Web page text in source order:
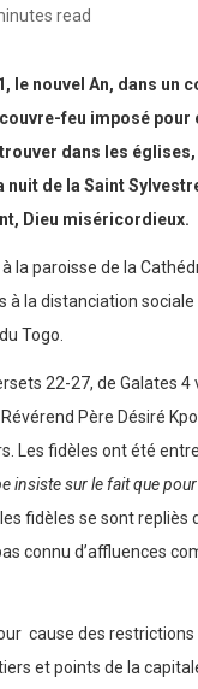
read
le nouvel An, dans un
feu imposé
dans les
nuit de la Saint
Dieu miséricordieux.
la paroisse de la
à la distanciation
Togo.
22-27, de Galates
Père Désiré
Les fidèles ont été
insiste sur le fait que
fidèles se sont
connu d’affluences
cause des
et points de la